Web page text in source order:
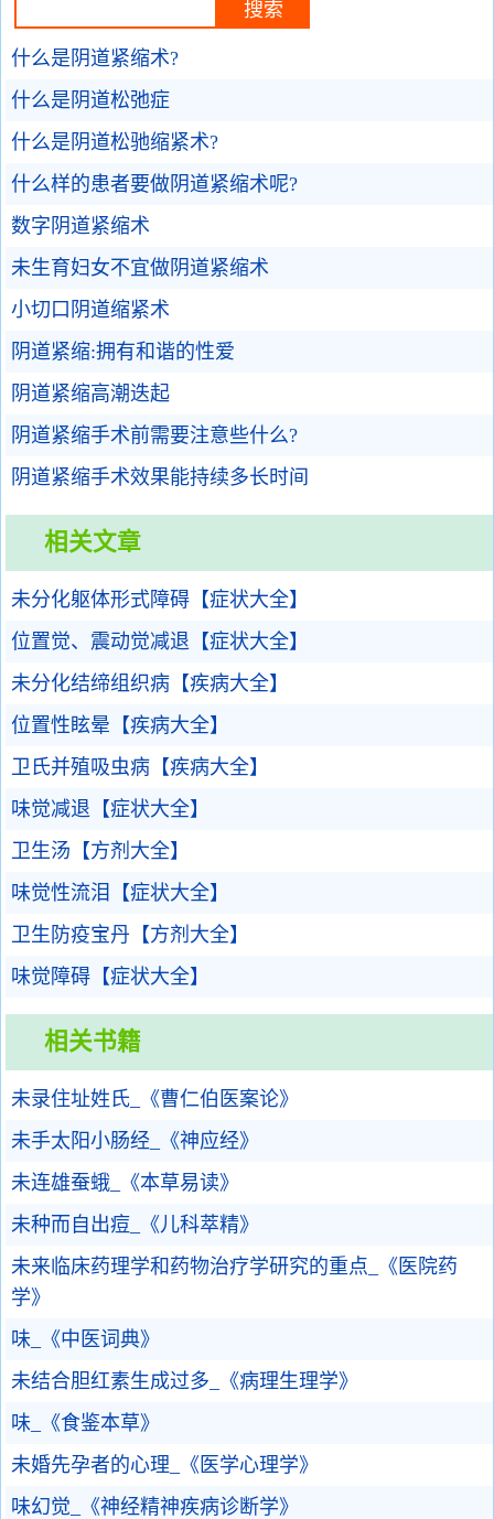
什么是阴道紧缩术?
什么是阴道松弛症
什么是阴道松驰缩紧术?
什么样的患者要做阴道紧缩术呢?
数字阴道紧缩术
未生育妇女不宜做阴道紧缩术
小切口阴道缩紧术
阴道紧缩:拥有和谐的性爱
阴道紧缩高潮迭起
阴道紧缩手术前需要注意些什么?
阴道紧缩手术效果能持续多长时间
相关文章
未分化躯体形式障碍【症状大全】
位置觉、震动觉减退【症状大全】
未分化结缔组织病【疾病大全】
位置性眩晕【疾病大全】
卫氏并殖吸虫病【疾病大全】
味觉减退【症状大全】
卫生汤【方剂大全】
味觉性流泪【症状大全】
卫生防疫宝丹【方剂大全】
味觉障碍【症状大全】
相关书籍
未录住址姓氏_《曹仁伯医案论》
未手太阳小肠经_《神应经》
未连雄蚕蛾_《本草易读》
未种而自出痘_《儿科萃精》
未来临床药理学和药物治疗学研究的重点_《医院药
学》
味_《中医词典》
未结合胆红素生成过多_《病理生理学》
味_《食鉴本草》
未婚先孕者的心理_《医学心理学》
味幻觉_《神经精神疾病诊断学》